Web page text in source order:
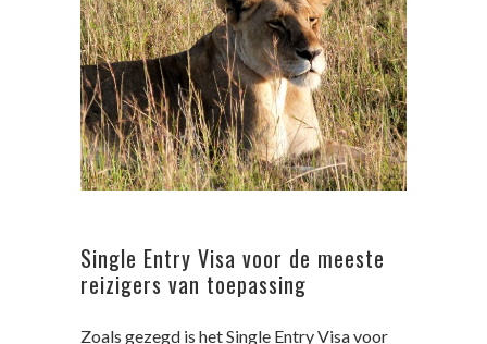
Single Entry Visa voor de meeste
reizigers van toepassing
Zoals gezegd is het Single Entry Visa voor